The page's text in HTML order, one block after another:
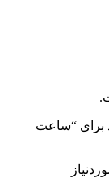
برای “ساعت